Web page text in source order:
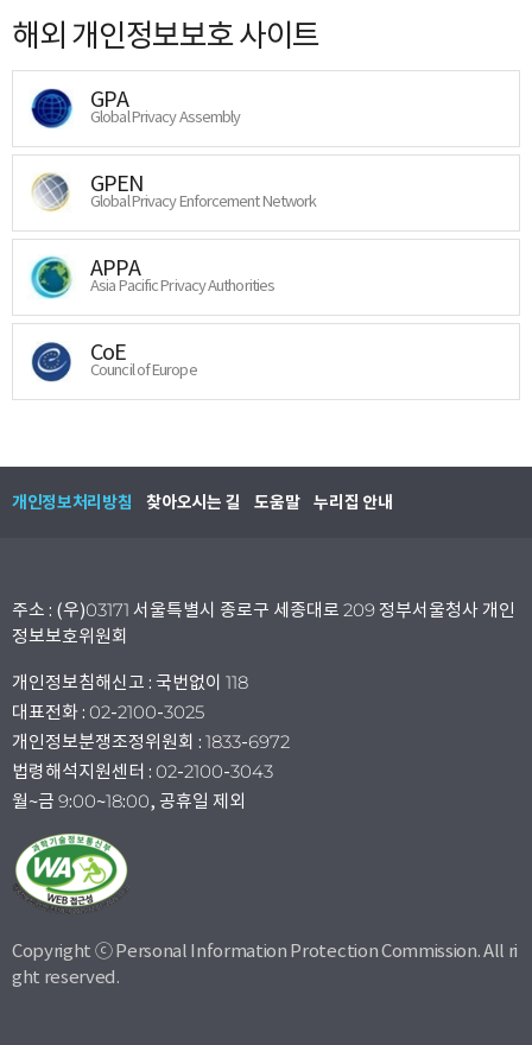
해외 개인정보보호 사이트
GPA
Global Privacy Assembly
GPEN
Global Privacy Enforcement Network
APPA
Asia Pacific Privacy Authorities
CoE
Council of Europe
개인정보처리방침 찾아오시는 길 도움말 누리집 안내
주소 : (우)03171 서울특별시 종로구 세종대로 209 정부서울청사 개인
정보보호위원회
개인정보침해신고 : 국번없이 118
대표전화 : 02-2100-3025
개인정보분쟁조정위원회 : 1833-6972
법령해석지원센터 : 02-2100-3043
월~금 9:00~18:00, 공휴일 제외
Copyright ⓒ Personal Information Protection Commission. All ri
ght reserved.